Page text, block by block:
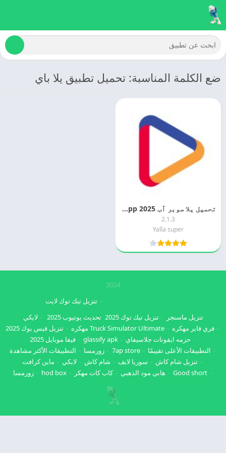
ضع الكلمة المناسبة: تحميل تطبيق يلا باي
تحميل يلا سوبر ٱب 2025 Yalla Super App اخر اصدار مجانا
2.1.3
Yalla super
2024
تنزيل ماسنجر تنزيل تيك توك 2025
تنزيل تيك توك لايت
تحديث يوتيوب 2025
لايكي
فري فاير مهكره
Truck Simulator Ultimate مهكره
تنزيل فيس بوك 2025
حزمه ايقونات جلاسيفاي
glassify apk
فيفا موبايل 2025
التطبيقات الأعلى تقييمًا
7ap store زورمسا
التطبيقات الأكثر مشاهدة
تنزيل شام كاش
سوريا لايف شام كاش لايكي
ماين كرافت
Good short
هابي مود الذهبي كاب كات مهكر hod box زورمسا